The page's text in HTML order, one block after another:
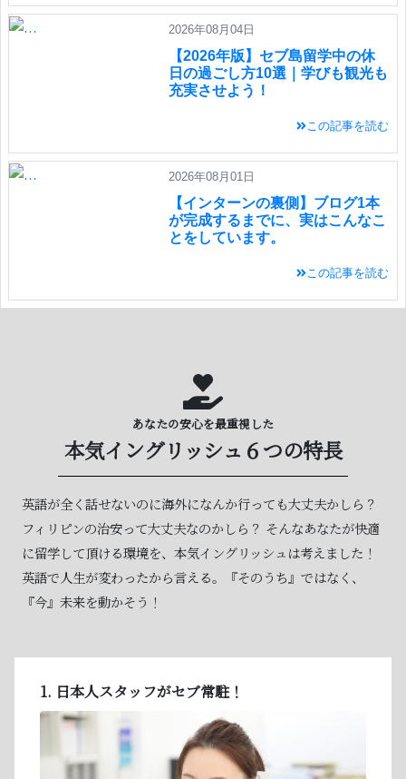
2026年08月04日
【2026年版】セブ島留学中の休
日の過ごし方10選｜学びも観光も
充実させよう！
この記事を読む
2026年08月01日
【インターンの裏側】ブログ1本
が完成するまでに、実はこんなこ
とをしています。
この記事を読む
あなたの安心を最重視した
本気イングリッシュ６つの特長
英語が全く話せないのに海外になんか行っても大丈夫かしら？
フィリピンの治安って大丈夫なのかしら？ そんなあなたが快適
に留学して頂ける環境を、本気イングリッシュは考えました！
英語で人生が変わったから言える。『そのうち』ではなく、
『今』未来を動かそう！
1. 日本人スタッフがセブ常駐！